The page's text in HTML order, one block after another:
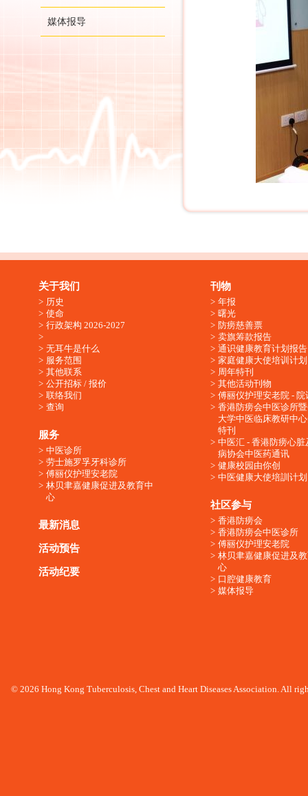
媒体报导
关于我们
历史
使命
行政架构 2026-2027
无耳牛是什么
服务范围
其他联系
公开招标 / 报价
联络我们
查询
服务
中医诊所
劳士施罗孚牙科诊所
傅丽仪护理安老院
林贝聿嘉健康促进及教育中
心
最新消息
活动预告
活动纪要
刊物
年报
曙光
防痨慈善票
卖旗筹款报告
通识健康教育计划报告
家庭健康大使培训计划
周年特刊
其他活动刊物
傅丽仪护理安老院 - 院
香港防痨会中医诊所
大学中医临床教研中
特刊
中医汇 - 香港防痨心脏
病协会中医药通讯
健康校园由你创
中医健康大使培訓计划
社区参与
香港防痨会
香港防痨会中医诊所
傅丽仪护理安老院
林贝聿嘉健康促进及
心
口腔健康教育
媒体报导
© 2026 Hong Kong Tuberculosis, Chest and Heart Diseases Association. All